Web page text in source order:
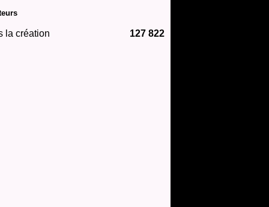
la création 127 822